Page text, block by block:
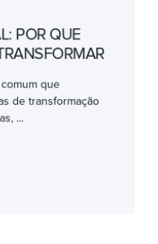
POR QUE
que
de transformação
...